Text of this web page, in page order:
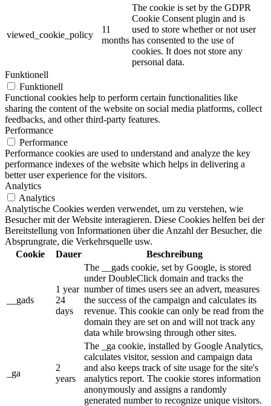
viewed_cookie_policy
11
months
The cookie is set by the GDPR
Cookie Consent plugin and is
used to store whether or not user
has consented to the use of
cookies. It does not store any
personal data.
Funktionell
Funktionell
Functional cookies help to perform certain functionalities like
sharing the content of the website on social media platforms, collect
feedbacks, and other third-party features.
Performance
Performance
Performance cookies are used to understand and analyze the key
performance indexes of the website which helps in delivering a
better user experience for the visitors.
Analytics
Analytics
Analytische Cookies werden verwendet, um zu verstehen, wie
Besucher mit der Website interagieren. Diese Cookies helfen bei der
Bereitstellung von Informationen über die Anzahl der Besucher, die
Absprungrate, die Verkehrsquelle usw.
Cookie
Dauer Beschreibung
__gads
1 year
24
days
The __gads cookie, set by Google, is stored
under DoubleClick domain and tracks the
number of times users see an advert, measures
the success of the campaign and calculates its
revenue. This cookie can only be read from the
domain they are set on and will not track any
data while browsing through other sites.
_ga
2
years
The _ga cookie, installed by Google Analytics,
calculates visitor, session and campaign data
and also keeps track of site usage for the site's
analytics report. The cookie stores information
anonymously and assigns a randomly
generated number to recognize unique visitors.